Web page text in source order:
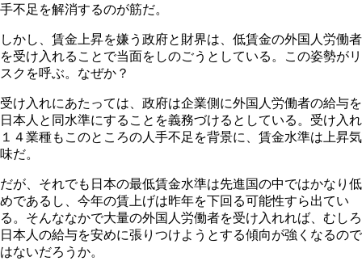
手不足を解消するのが筋だ。
しかし、賃金上昇を嫌う政府と財界は、低賃金の外国人労働者
を受け入れることで当面をしのごうとしている。この姿勢がリ
スクを呼ぶ。なぜか？
受け入れにあたっては、政府は企業側に外国人労働者の給与を
日本人と同水準にすることを義務づけるとしている。受け入れ
１４業種もこのところの人手不足を背景に、賃金水準は上昇気
味だ。
だが、それでも日本の最低賃金水準は先進国の中ではかなり低
めであるし、今年の賃上げは昨年を下回る可能性すら出てい
る。そんななかで大量の外国人労働者を受け入れれば、むしろ
日本人の給与を安めに張りつけようとする傾向が強くなるので
はないだろうか。